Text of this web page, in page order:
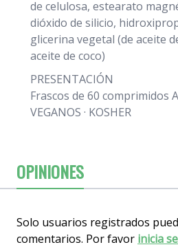
de celulosa, estearato
dióxido de silicio,
glicerina vegetal (de aceite
aceite de coco)
PRESENTACIÓN
Frascos de 60 comprimidos
VEGANOS · KOSHER
OPINIONES
Solo usuarios registrados
comentarios. Por favor inicia